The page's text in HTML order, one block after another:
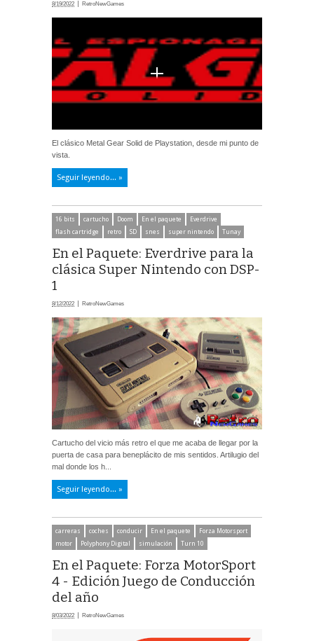
8/19/2022 RetroNewGames
El clásico Metal Gear Solid de Playstation, desde mi punto de
vista.
Seguir leyendo... »
16 bits cartucho Doom En el paquete
Everdrive
flash cartridge
retro SD snes super nintendo Tunay
En el Paquete: Everdrive para la
clásica Super Nintendo con DSP-
1
8/12/2022 RetroNewGames
Cartucho del vicio más retro el que me acaba de llegar por la
puerta de casa para beneplácito de mis sentidos. Artilugio del
mal donde los h...
Seguir leyendo... »
carreras coches conducir En el paquete
Forza Motorsport
motor
Polyphony Digital simulación Turn 10
En el Paquete: Forza MotorSport
4 - Edición Juego de Conducción
del año
8/03/2022 RetroNewGames